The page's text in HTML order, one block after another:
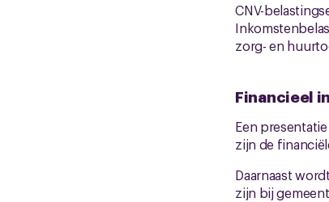
CNV-
zorg- en
Financieel
Een
zijn de
Daarnaast
zijn bij